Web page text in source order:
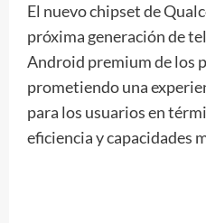
El nuevo chipset de
próxima generación de
Android premium de los
prometiendo una
para los usuarios en
eficiencia y capacidades